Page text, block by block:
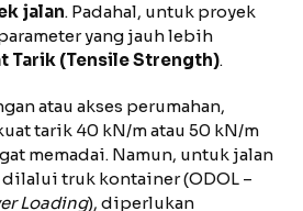
jalan. Padahal, untuk proyek
yang jauh lebih
Tarik (Tensile Strength).
atau akses perumahan,
tarik 40 kN/m atau 50 kN/m
memadai. Namun, untuk jalan
dilalui truk kontainer (ODOL –
Loading), diperlukan